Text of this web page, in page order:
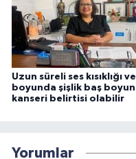
Uzun süreli ses kısıklığı ve
boyunda şişlik baş boyun
kanseri belirtisi olabilir
Yorumlar